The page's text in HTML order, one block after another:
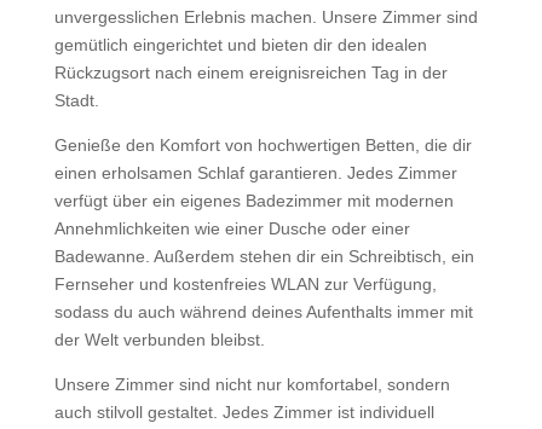
unvergesslichen Erlebnis machen. Unsere Zimmer sind
gemütlich eingerichtet und bieten dir den idealen
Rückzugsort nach einem ereignisreichen Tag in der
Stadt.
Genieße den Komfort von hochwertigen Betten, die dir
einen erholsamen Schlaf garantieren. Jedes Zimmer
verfügt über ein eigenes Badezimmer mit modernen
Annehmlichkeiten wie einer Dusche oder einer
Badewanne. Außerdem stehen dir ein Schreibtisch, ein
Fernseher und kostenfreies WLAN zur Verfügung,
sodass du auch während deines Aufenthalts immer mit
der Welt verbunden bleibst.
Unsere Zimmer sind nicht nur komfortabel, sondern
auch stilvoll gestaltet. Jedes Zimmer ist individuell